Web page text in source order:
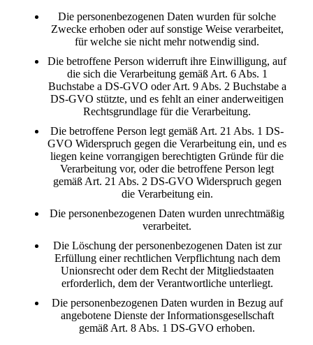
Die personenbezogenen Daten wurden für solche
Zwecke erhoben oder auf sonstige Weise verarbeitet,
für welche sie nicht mehr notwendig sind.
Die betroffene Person widerruft ihre Einwilligung, auf
die sich die Verarbeitung gemäß Art. 6 Abs. 1
Buchstabe a DS-GVO oder Art. 9 Abs. 2 Buchstabe a
DS-GVO stützte, und es fehlt an einer anderweitigen
Rechtsgrundlage für die Verarbeitung.
Die betroffene Person legt gemäß Art. 21 Abs. 1 DS-
GVO Widerspruch gegen die Verarbeitung ein, und es
liegen keine vorrangigen berechtigten Gründe für die
Verarbeitung vor, oder die betroffene Person legt
gemäß Art. 21 Abs. 2 DS-GVO Widerspruch gegen
die Verarbeitung ein.
Die personenbezogenen Daten wurden unrechtmäßig
verarbeitet.
Die Löschung der personenbezogenen Daten ist zur
Erfüllung einer rechtlichen Verpflichtung nach dem
Unionsrecht oder dem Recht der Mitgliedstaaten
erforderlich, dem der Verantwortliche unterliegt.
Die personenbezogenen Daten wurden in Bezug auf
angebotene Dienste der Informationsgesellschaft
gemäß Art. 8 Abs. 1 DS-GVO erhoben.